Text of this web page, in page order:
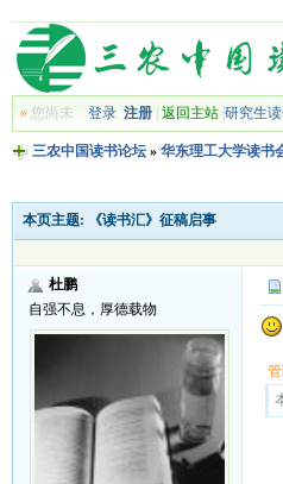
»您尚未 登录 注册| 返回主站| 研究生
三农中国读书论坛» 华东理工大学读书
本页主题: 《读书汇》征稿启事
杜鹏
自强不息，厚德载物